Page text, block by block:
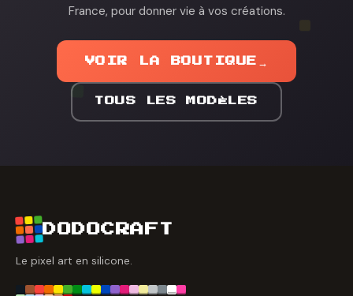
France, pour donner vie à vos créations.
VOIR LA BOUTIQUE
TOUS LES MODÈLES
DODOCRAFT
Le pixel art en silicone.